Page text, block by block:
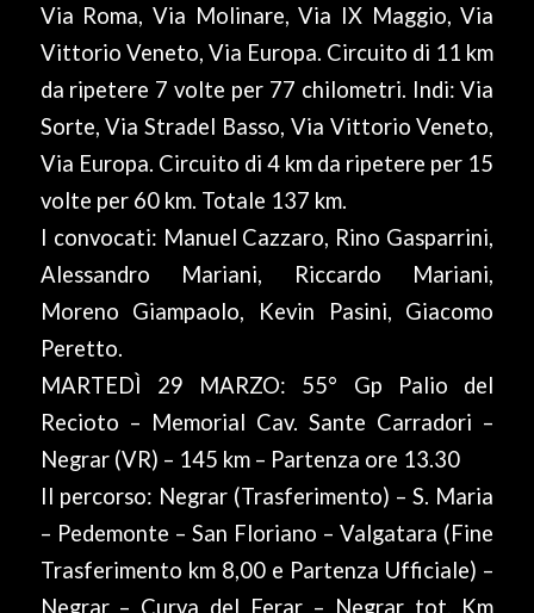
Via Roma, Via Molinare, Via IX Maggio, Via
Vittorio Veneto, Via Europa. Circuito di 11 km
da ripetere 7 volte per 77 chilometri. Indi: Via
Sorte, Via Stradel Basso, Via Vittorio Veneto,
Via Europa. Circuito di 4 km da ripetere per 15
volte per 60 km. Totale 137 km.
I convocati: Manuel Cazzaro, Rino Gasparrini,
Alessandro Mariani, Riccardo Mariani,
Moreno Giampaolo, Kevin Pasini, Giacomo
Peretto.
MARTEDÌ 29 MARZO: 55° Gp Palio del
Recioto – Memorial Cav. Sante Carradori –
Negrar (VR) – 145 km – Partenza ore 13.30
Il percorso: Negrar (Trasferimento) – S. Maria
– Pedemonte – San Floriano – Valgatara (Fine
Trasferimento km 8,00 e Partenza Ufficiale) –
Negrar – Curva del Ferar – Negrar tot. Km